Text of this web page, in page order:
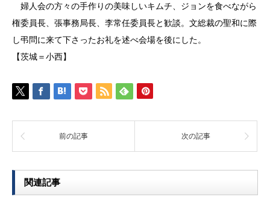
婦人会の方々の手作りの美味しいキムチ、ジョンを食べながら
権委員長、張事務局長、李常任委員長と歓談。文総裁の聖和に際
し弔問に来て下さったお礼を述べ会場を後にした。
【茨城＝小西】
前の記事 次の記事
関連記事